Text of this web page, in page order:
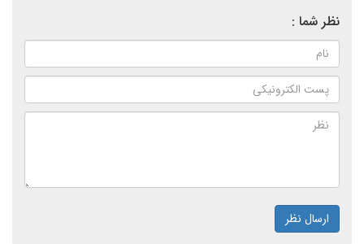
نظر شما :
ارسال نظر